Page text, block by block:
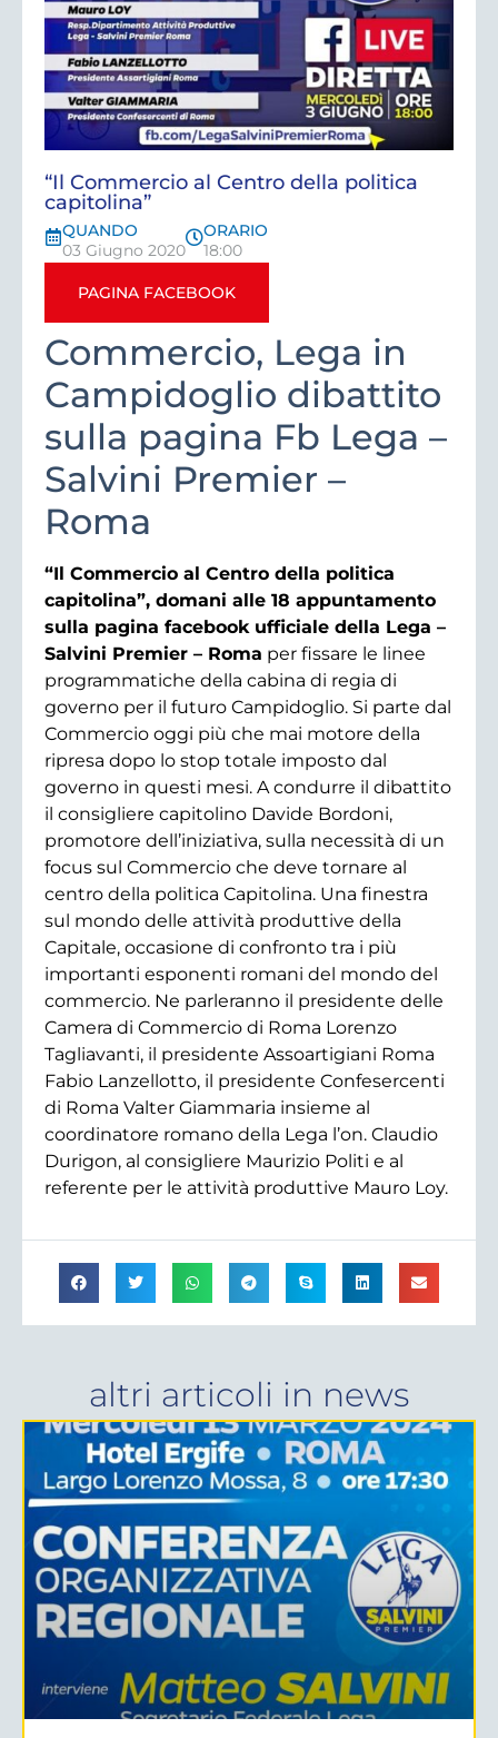
“Il Commercio al Centro della politica
capitolina”
QUANDO
03 Giugno 2020
ORARIO
18:00
PAGINA FACEBOOK
Commercio, Lega in
Campidoglio dibattito
sulla pagina Fb Lega –
Salvini Premier –
Roma
“Il Commercio al Centro della politica
capitolina”, domani alle 18 appuntamento
sulla pagina facebook ufficiale della Lega –
Salvini Premier – Roma per fissare le linee
programmatiche della cabina di regia di
governo per il futuro Campidoglio. Si parte dal
Commercio oggi più che mai motore della
ripresa dopo lo stop totale imposto dal
governo in questi mesi. A condurre il dibattito
il consigliere capitolino Davide Bordoni,
promotore dell’iniziativa, sulla necessità di un
focus sul Commercio che deve tornare al
centro della politica Capitolina. Una finestra
sul mondo delle attività produttive della
Capitale, occasione di confronto tra i più
importanti esponenti romani del mondo del
commercio. Ne parleranno il presidente delle
Camera di Commercio di Roma Lorenzo
Tagliavanti, il presidente Assoartigiani Roma
Fabio Lanzellotto, il presidente Confesercenti
di Roma Valter Giammaria insieme al
coordinatore romano della Lega l’on. Claudio
Durigon, al consigliere Maurizio Politi e al
referente per le attività produttive Mauro Loy.
altri articoli in news